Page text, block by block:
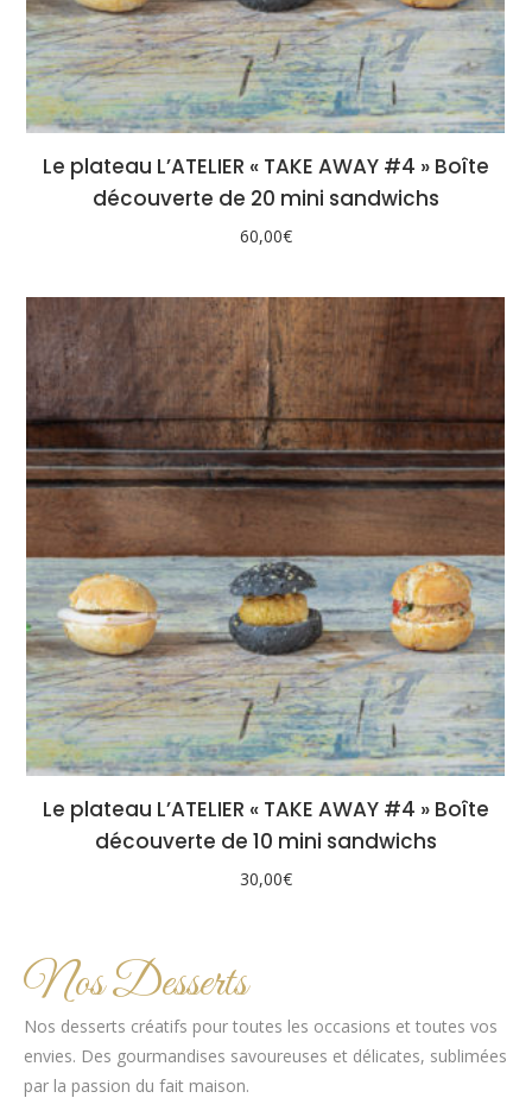
Le plateau L’ATELIER « TAKE AWAY #4 » Boîte
découverte de 20 mini sandwichs
60,00€
Le plateau L’ATELIER « TAKE AWAY #4 » Boîte
découverte de 10 mini sandwichs
30,00€
Nos Desserts
Nos desserts créatifs pour toutes les occasions et toutes vos
envies. Des gourmandises savoureuses et délicates, sublimées
par la passion du fait maison.